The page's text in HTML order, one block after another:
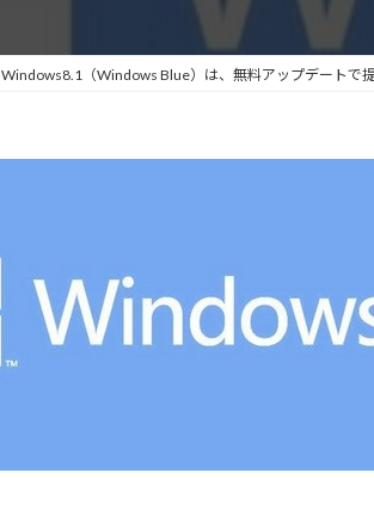
Windows8.1（Windows Blue）は、無料アップデートで